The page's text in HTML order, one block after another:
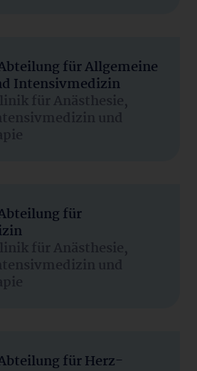
für Allgemeine
Intensivmedizin
für Anästhesie,
und
für
für Anästhesie,
und
für Herz-